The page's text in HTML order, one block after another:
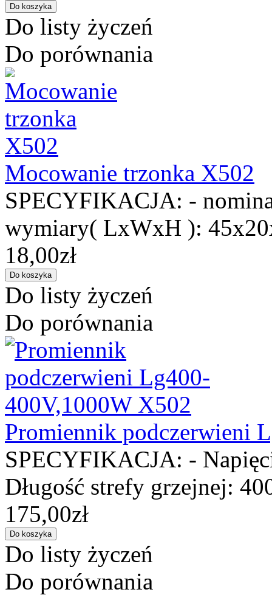
Do listy życzeń
Do porównania
Mocowanie trzonka X502
SPECYFIKACJA: -
wymiary( LxWxH ):
18,00zł
Do listy życzeń
Do porównania
Promiennik podczerwieni
SPECYFIKACJA: -
Długość strefy grzejnej:
175,00zł
Do listy życzeń
Do porównania